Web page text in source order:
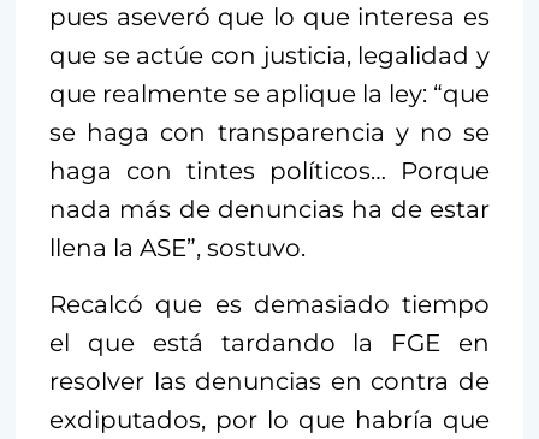
pues aseveró que lo que interesa es
que se actúe con justicia, legalidad y
que realmente se aplique la ley: “que
se haga con transparencia y no se
haga con tintes políticos… Porque
nada más de denuncias ha de estar
llena la ASE”, sostuvo.
Recalcó que es demasiado tiempo
el que está tardando la FGE en
resolver las denuncias en contra de
exdiputados, por lo que habría que